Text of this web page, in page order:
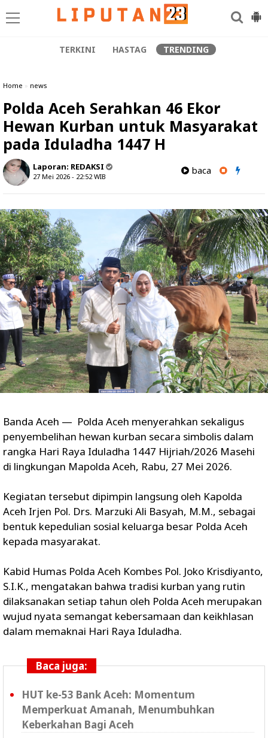
TERKINI HASTAG TRENDING
Home » news
Polda Aceh Serahkan 46 Ekor
Hewan Kurban untuk Masyarakat
pada Iduladha 1447 H
Laporan: REDAKSI
27 Mei 2026 - 22:52WIB
baca
Banda Aceh — Polda Aceh menyerahkan sekaligus
penyembelihan hewan kurban secara simbolis dalam
rangka Hari Raya Iduladha 1447 Hijriah/2026 Masehi
di lingkungan Mapolda Aceh, Rabu, 27 Mei 2026.
Kegiatan tersebut dipimpin langsung oleh Kapolda
Aceh Irjen Pol. Drs. Marzuki Ali Basyah, M.M., sebagai
bentuk kepedulian sosial keluarga besar Polda Aceh
kepada masyarakat.
Kabid Humas Polda Aceh Kombes Pol. Joko Krisdiyanto,
S.I.K., mengatakan bahwa tradisi kurban yang rutin
dilaksanakan setiap tahun oleh Polda Aceh merupakan
wujud nyata semangat kebersamaan dan keikhlasan
dalam memaknai Hari Raya Iduladha.
Baca juga:
HUT ke-53 Bank Aceh: Momentum
Memperkuat Amanah, Menumbuhkan
Keberkahan Bagi Aceh